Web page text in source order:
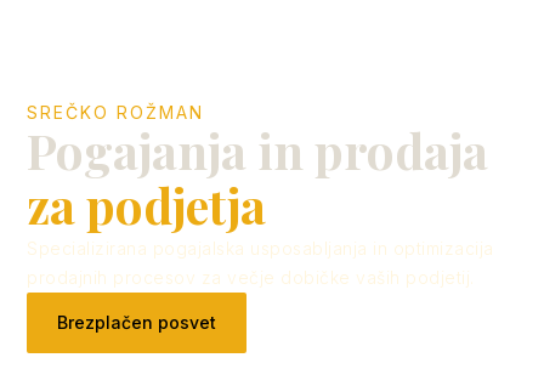
SREČKO ROŽMAN
Pogajanja in prodaja
za podjetja
Specializirana pogajalska usposabljanja in optimizacija
prodajnih procesov za večje dobičke vaših podjetij.
Brezplačen posvet